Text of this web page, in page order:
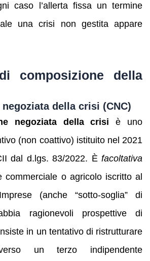
caso l’allerta fissa un termine
una crisi non gestita appare
composizione della
della crisi (CNC)
negoziata della crisi è uno
(non coattivo) istituito nel 2021
dal d.lgs. 83/2022. È facoltativa
commerciale o agricolo iscritto al
(anche “sotto-soglia” di
ragionevoli prospettive di
in un tentativo di ristrutturare
un terzo indipendente